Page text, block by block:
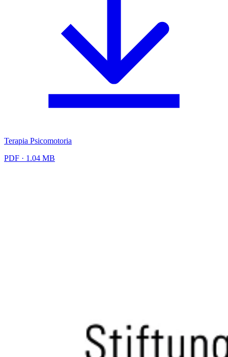
Terapia Psicomotoria
PDF · 1.04 MB